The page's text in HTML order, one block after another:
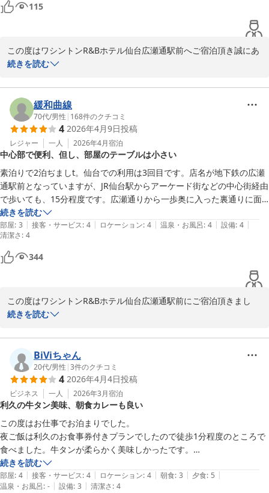
115
この度はワシントンR&Bホテル仙台広瀬通駅前へご宿泊頂き誠にあ
りがとうございます。数あるホテルの中から当館をお選び頂きまし
いません。Wi-Fiの強度の確認等都度行っておりますが、混みあう
時間帯などはご不便をお掛けする場合もございますがご案内不足と
認識しております。誠に申し訳ございません。ご投稿頂きました内
容につきましては、よりお客様に快適にお過ごし頂ける施設運営の
課題として前向きに取り組んで参ります。この度はお忙しい中クチ
コミへご投稿頂き誠にありがとうございます。
フロント　鈴木
ワシントンＲ＆Ｂホテル仙台広瀬通駅前
2026-05-03
続きを読む
緩和曲線
70代/男性 | 168件のクチコミ
4 2026年4月9日投稿
レジャー 一人 2026年4月宿泊
中心部で便利、但し、部屋のテーブルは小さい
素泊りで2泊ぢましt。仙台での利用は3回目です。店名が地下鉄の広瀬
通駅前となっていますが、JR仙台駅からアーケード街などの中心街経由
で歩いても、15分程度です。広瀬通りから一歩奥に入った裏通りに面
していますが、まさに仙台市中心部で、繁華街や東北最大の歓楽街の国
分町にも近いです。施設はきれいで、サービスともに問題ないレベルで
すが、いつものことながら部屋のテーブルがあまりの小さいので、部屋
に仕事を持ち帰ってパソコンで作業するのは困難でしょう。R&Bホテル
でももう少し広いところもありますが、どこも似たようなものです。ち
なみに、バスルームの便座も小さいので身体の大きい人は難儀するでし
続きを読む
部屋: 3 | 接客・サービス: 4 | ロケーション: 4 | 温泉・お風呂: 4 | 設備: 4 |
清潔さ: 4
344
この度はワシントンR&Bホテル仙台広瀬通駅前にご宿泊頂きまし
て、誠にありがとうございます。
当館はJR仙台駅より徒歩約10分、地下鉄広瀬通駅より徒歩1分に位
置しており、ビジネスや観光の拠点として幅広くご利用頂いており
ます。
近隣にも飲食店やアーケード街がございますので、お食事やお買い
物にも便利な立地になっております。
お部屋の机の狭さやバスル－ムの便座の小ささでご不便とご不快な
思いをさせてしまい大変申し訳ございません。すぐの改善が難しく
大変心苦しい限りではございますが、今後の施設運営の参考とさせ
ていただきます。
今後もお客様にご満足いただけるお部屋作りとサービスを提供でき
る様励んでまいります。
またのお越しを心よりお待ち申し上げております。
続きを読む
BiViちゃん
20代/男性 |3件のクチコミ
4 2026年4月4日投稿
ビジネス 一人 2026年3月宿泊
利久の牛タン美味、朝食カレーも良い
この度はお仕事でお泊まりでした。
夜ご飯は利久のお食事券付きプランでしたので徒歩1分程度のところで
食べました。牛タンが柔らかく美味しかったです。
お部屋も綺麗でした。
朝食はメニューが少なめのバイキングでした。カレーがあり美味しかっ
たです。
続きを読む
部屋: 4 | 接客・サービス: 4 | ロケーション: 4 | 朝食: 3 | 夕食: 5 |
温泉・お風呂: - | 設備: 3 | 清潔さ: 4